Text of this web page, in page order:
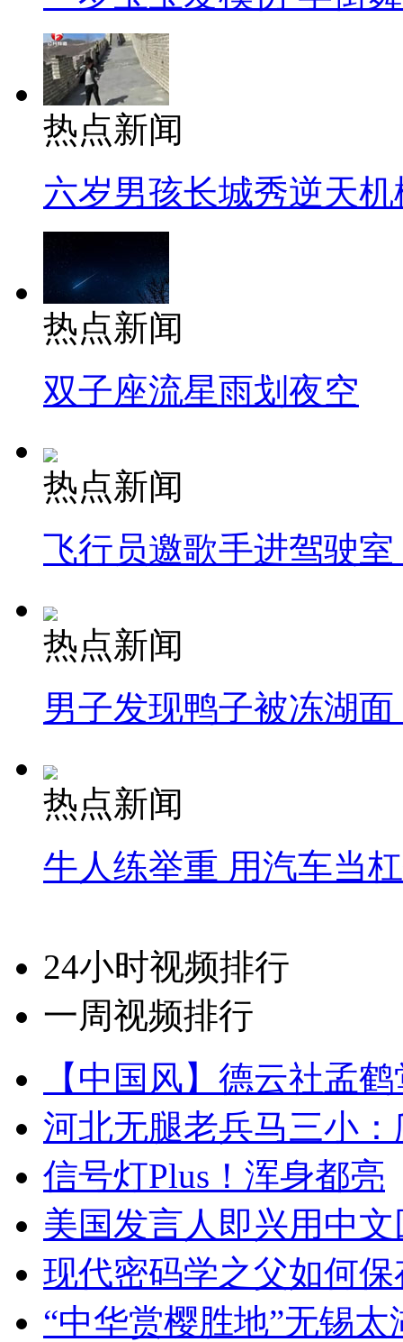
热点新闻
六岁男孩长城秀逆天机
热点新闻
双子座流星雨划夜空
热点新闻
飞行员邀歌手进驾驶
热点新闻
男子发现鸭子被冻湖
热点新闻
牛人练举重 用汽车当
24小时视频排行
一周视频排行
【中国风】德云社孟
河北无腿老兵马三小
信号灯Plus！浑身都亮
美国发言人即兴用中
现代密码学之父如何
“中华赏樱胜地”无锡